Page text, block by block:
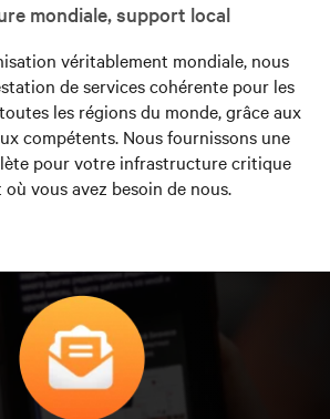
mondiale, support local
véritablement mondiale, nous
de services cohérente pour les
les régions du monde, grâce aux
compétents. Nous fournissons une
pour votre infrastructure critique
vous avez besoin de nous.